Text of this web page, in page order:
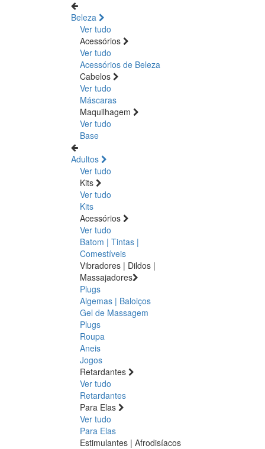
Beleza
Ver tudo
Acessórios
Ver tudo
Acessórios de Beleza
Cabelos
Ver tudo
Máscaras
Maquilhagem
Ver tudo
Base
Adultos
Ver tudo
Kits
Ver tudo
Kits
Acessórios
Ver tudo
Batom | Tintas |
Comestíveis
Vibradores | Dildos |
Massajadores
Plugs
Algemas | Baloiços
Gel de Massagem
Plugs
Roupa
Aneis
Jogos
Retardantes
Ver tudo
Retardantes
Para Elas
Ver tudo
Para Elas
Estimulantes | Afrodisíacos